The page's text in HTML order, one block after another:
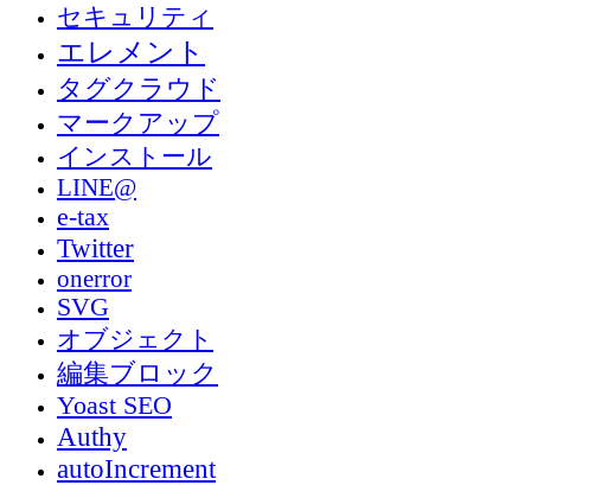
セキュリティ
エレメント
タグクラウド
マークアップ
インストール
LINE@
e-tax
Twitter
onerror
SVG
オブジェクト
編集ブロック
Yoast SEO
Authy
autoIncrement